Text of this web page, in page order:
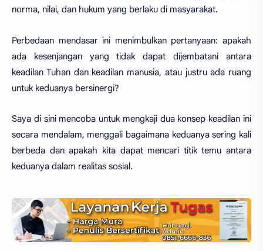
norma, nilai, dan hukum yang berlaku di masyarakat.
Perbedaan mendasar ini menimbulkan pertanyaan: apakah
ada kesenjangan yang tidak dapat dijembatani antara
keadilan Tuhan dan keadilan manusia, atau justru ada ruang
untuk keduanya bersinergi?
Saya di sini mencoba untuk mengkaji dua konsep keadilan ini
secara mendalam, menggali bagaimana keduanya sering kali
berbeda dan apakah kita dapat mencari titik temu antara
keduanya dalam realitas sosial.